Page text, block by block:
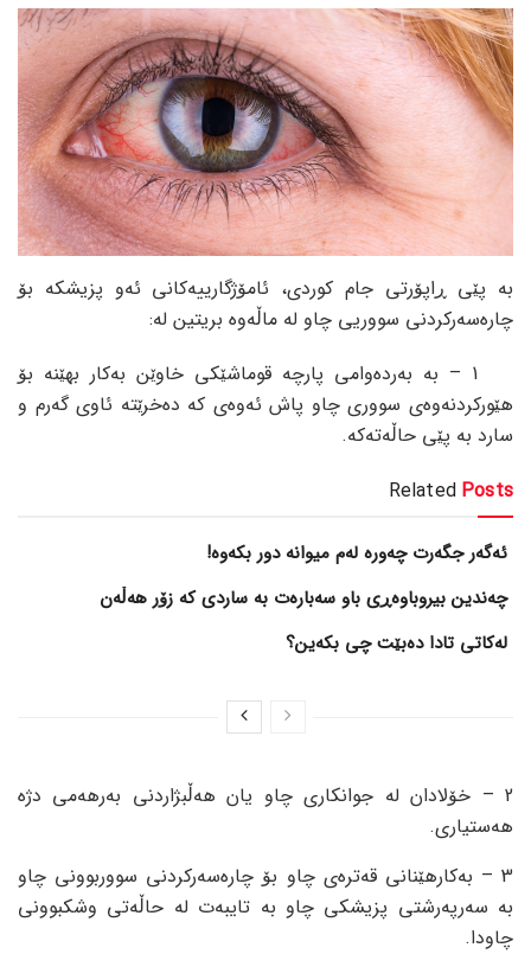
بە پێی ڕاپۆرتی جام کوردی، ئامۆژگارییەکانی ئەو پزیشکە بۆ
چارەسەرکردنی سووریی چاو لە ماڵەوە بریتین لە:
1 – بە بەردەوامی پارچە قوماشێکی خاوێن بەکار بهێنە بۆ
هێورکردنەوەی سووری چاو پاش ئەوەی کە دەخرێتە ئاوی گەرم و
سارد بە پێی حاڵەتەکە.
Related Posts
ئەگەر جگەرت چەورە لەم میوانە دور بکەوە!
چەندین بیروباوەڕی باو سەبارەت بە ساردی کە زۆر هەڵەن
لەکاتی تادا دەبێت چی بکەین؟
2 – خۆلادان لە جوانکاری چاو یان هەڵبژاردنی بەرهەمی دژە
هەستیاری.
3 – بەکارهێنانی قەترەی چاو بۆ چارەسەرکردنی سووربوونی چاو
بە سەرپەرشتی پزیشکی چاو بە تایبەت لە حاڵەتی وشکبوونی
چاودا.